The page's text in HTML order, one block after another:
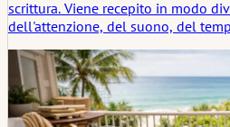
scrittura. Viene recepito in modo
dell'attenzione, del suono, del
lo sta sostenendo o lo sta